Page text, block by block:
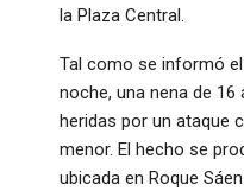
la Plaza Central.
Tal como se informó
noche, una nena de
heridas por un ataque
menor. El hecho se
ubicada en Roque